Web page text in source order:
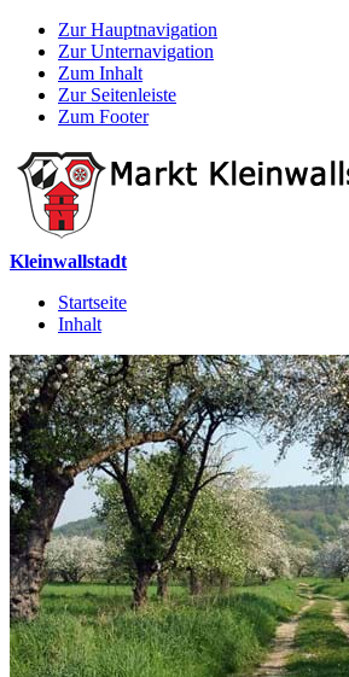
Zur Hauptnavigation
Zur Unternavigation
Zum Inhalt
Zur Seitenleiste
Zum Footer
Kleinwallstadt
Startseite
Inhalt